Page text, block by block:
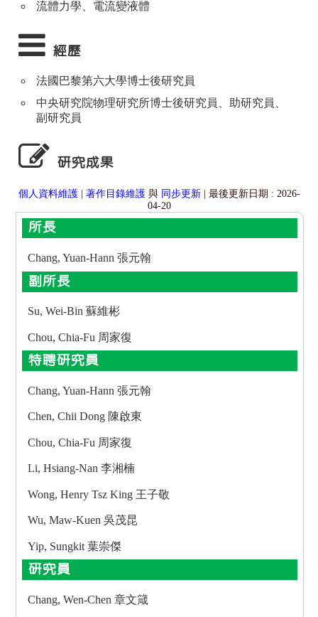
流體力學、電流變液體
經歷
法國巴黎第六大學博士後研究員
中央研究院物理研究所博士後研究員、助研究員、
副研究員
研究成果
個人資料維護| 著作目錄維護與 同步更新| 最後更新日期 : 2026-
04-20
所長
Chang, Yuan-Hann 張元翰
副所長
Su, Wei-Bin 蘇維彬
Chou, Chia-Fu 周家復
特聘研究員
Chang, Yuan-Hann 張元翰
Chen, Chii Dong 陳啟東
Chou, Chia-Fu 周家復
Li, Hsiang-Nan 李湘楠
Wong, Henry Tsz King 王子敬
Wu, Maw-Kuen 吳茂昆
Yip, Sungkit 葉崇傑
研究員
Chang, Wen-Chen 章文箴